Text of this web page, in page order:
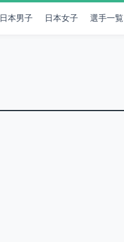
日本男子 日本女子 選手一覧